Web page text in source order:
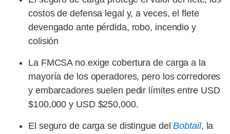
costos de defensa legal y, a veces, el flete
devengado ante pérdida, robo, incendio y
colisión
La FMCSA no exige cobertura de carga a la
mayoría de los operadores, pero los corredores
y embarcadores suelen pedir límites entre USD
$100,000 y USD $250,000.
El seguro de carga se distingue delBobtail, la